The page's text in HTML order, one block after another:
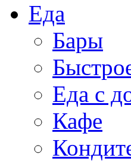
Еда
Бары
Еда с
Кафе